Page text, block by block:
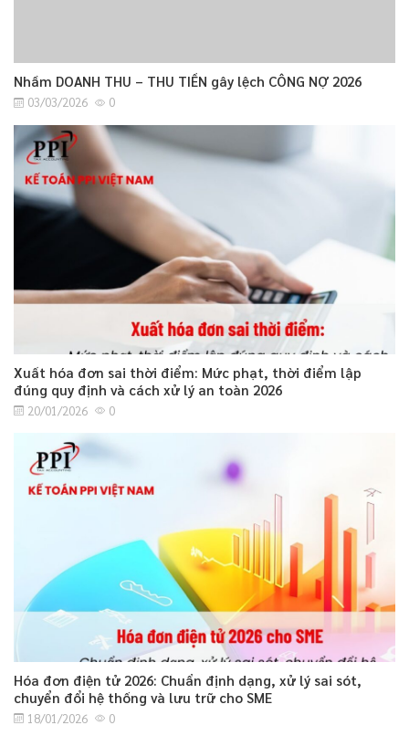
Nhầm DOANH THU – THU TIỀN gây lệch CÔNG NỢ 2026
03/03/2026 0
Xuất hóa đơn sai thời điểm: Mức phạt, thời điểm lập
đúng quy định và cách xử lý an toàn 2026
20/01/2026 0
Hóa đơn điện tử 2026: Chuẩn định dạng, xử lý sai sót,
chuyển đổi hệ thống và lưu trữ cho SME
18/01/2026 0